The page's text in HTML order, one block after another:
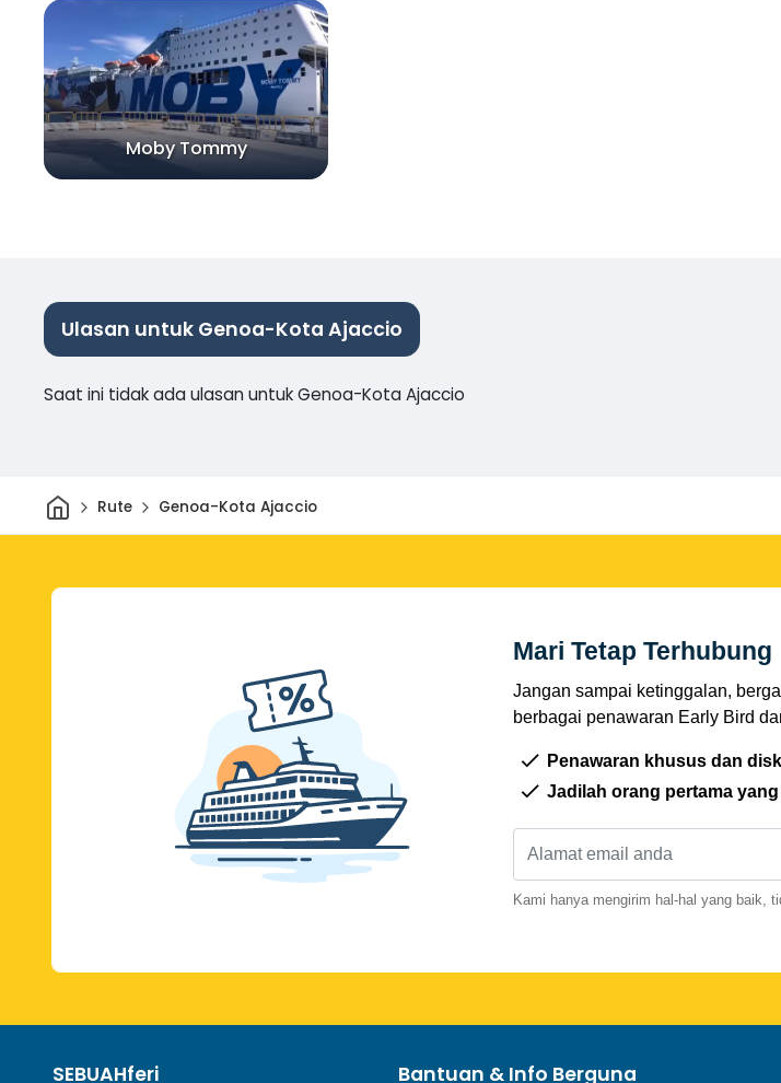
Moby Tommy
Ulasan untuk Genoa-Kota Ajaccio
Saat ini tidak ada ulasan untuk Genoa-Kota Ajaccio
Rumah
Rute Genoa-Kota Ajaccio
Mari Tetap Terhubung
Jangan sampai ketinggalan,
berbagai penawaran Early Bird
Penawaran khusus dan
Jadilah orang pertama
Kami hanya mengirim hal-hal yang baik,
SEBUAHferi Bantuan & Info Berguna